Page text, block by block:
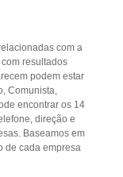
com a
resultados
podem estar
Comunista,
encontrar os 14
direção e
Baseamos em
de cada empresa